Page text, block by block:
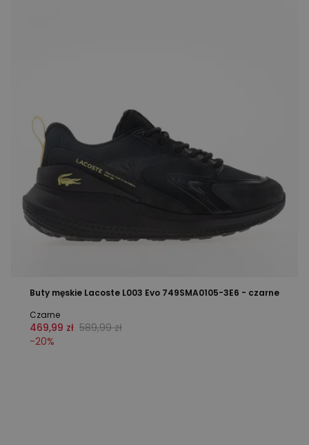
Buty męskie Lacoste L003 Evo 749SMA0105-3E6 - czarne
Czarne
469,99 zł 589,99 zł
-20%